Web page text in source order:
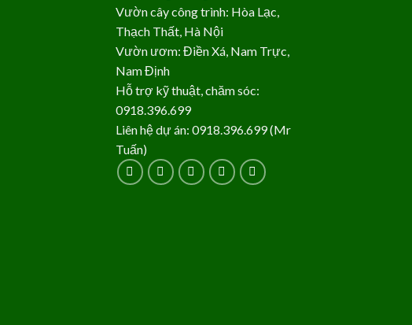
Vườn cây công trình: Hòa Lạc,
Thạch Thất, Hà Nội
Vườn ươm: Điền Xá, Nam Trực,
Nam Định
Hỗ trợ kỹ thuật, chăm sóc:
0918.396.699
Liên hệ dự án: 0918.396.699 (Mr
Tuấn)